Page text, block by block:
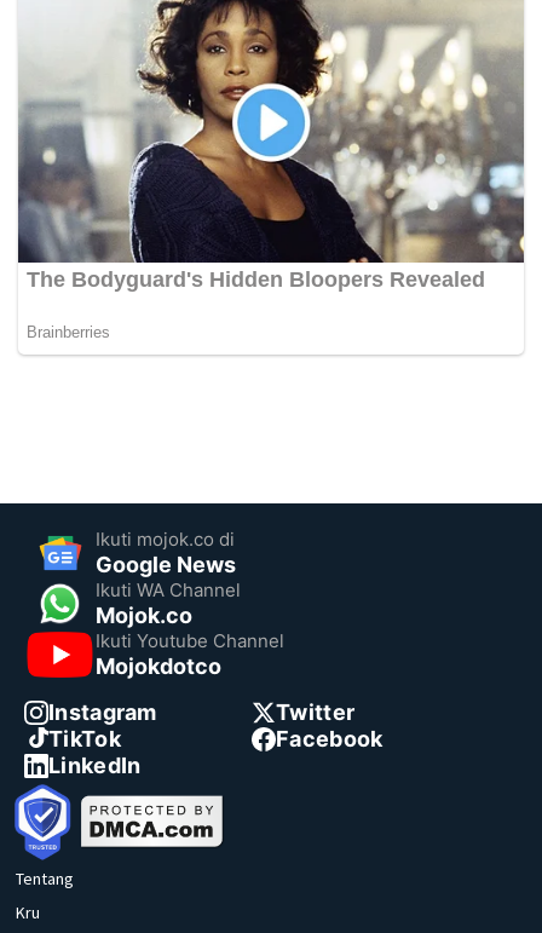
Ikuti mojok.co di
Google News
Ikuti WA Channel
Mojok.co
Ikuti Youtube Channel
Mojokdotco
Instagram
Twitter
TikTok
Facebook
LinkedIn
Tentang
Kru